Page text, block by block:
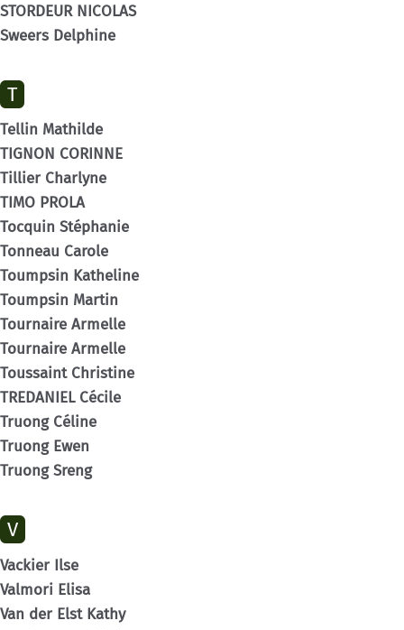
STORDEUR NICOLAS
Sweers Delphine
T
Tellin Mathilde
TIGNON CORINNE
Tillier Charlyne
TIMO PROLA
Tocquin Stéphanie
Tonneau Carole
Toumpsin Katheline
Toumpsin Martin
Tournaire Armelle
Tournaire Armelle
Toussaint Christine
TREDANIEL Cécile
Truong Céline
Truong Ewen
Truong Sreng
V
Vackier Ilse
Valmori Elisa
Van der Elst Kathy